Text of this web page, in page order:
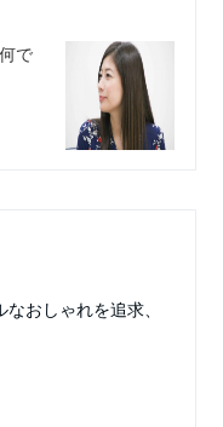
で
おしゃれを追求、